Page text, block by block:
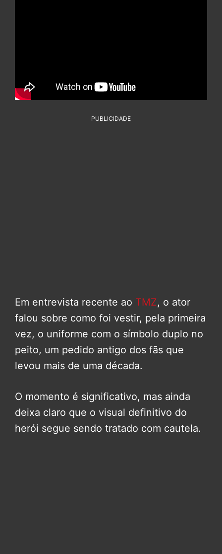
PUBLICIDADE
Em entrevista recente ao TMZ, o ator
falou sobre como foi vestir, pela primeira
vez, o uniforme com o símbolo duplo no
peito, um pedido antigo dos fãs que
levou mais de uma década.
O momento é significativo, mas ainda
deixa claro que o visual definitivo do
herói segue sendo tratado com cautela.